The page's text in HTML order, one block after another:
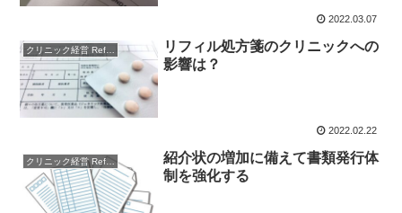
2022.03.07
クリニック経営 References
リフィル処方箋のクリニックへの
影響は？
2022.02.22
クリニック経営 References
紹介状の増加に備えて書類発行体
制を強化する